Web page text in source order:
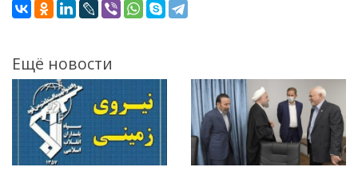
Ещё новости